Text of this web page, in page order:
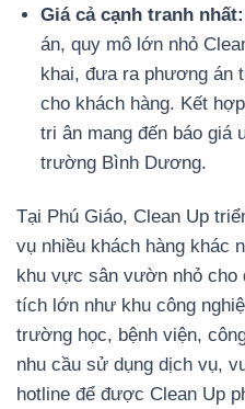
Giá cả cạnh tranh
án, quy mô lớn nhỏ
khai, đưa ra phương án
cho khách hàng. Kết
tri ân mang đến báo giá
trường Bình Dương.
Tại Phú Giáo, Clean Up
vụ nhiều khách hàng khác
khu vực sân vườn nhỏ cho
tích lớn như khu công
trường học, bệnh viện,
nhu cầu sử dụng dịch vụ,
hotline để được Clean Up